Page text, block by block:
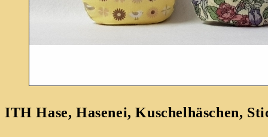
ITH Hase, Hasenei, Kuschelhäschen,